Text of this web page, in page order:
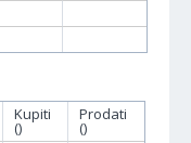
Kupiti
()
Prodati
()